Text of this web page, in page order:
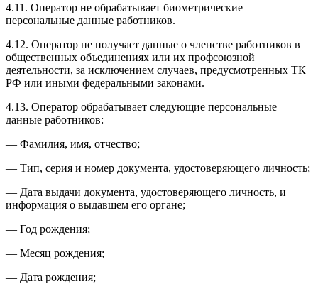
4.11. Оператор не обрабатывает биометрические
персональные данные работников.
4.12. Оператор не получает данные о членстве работников в
общественных объединениях или их профсоюзной
деятельности, за исключением случаев, предусмотренных ТК
РФ или иными федеральными законами.
4.13. Оператор обрабатывает следующие персональные
данные работников:
— Фамилия, имя, отчество;
— Тип, серия и номер документа, удостоверяющего личность;
— Дата выдачи документа, удостоверяющего личность, и
информация о выдавшем его органе;
— Год рождения;
— Месяц рождения;
— Дата рождения;